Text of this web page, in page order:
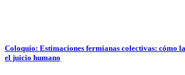
Coloquio: Estimaciones fermianas colectivas: cómo
el juicio humano